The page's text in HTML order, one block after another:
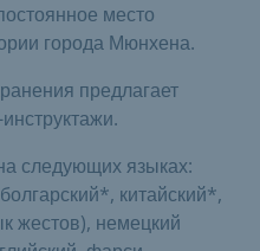
место
города Мюнхена.
предлагает
следующих языках:
китайский*,
жестов), немецкий